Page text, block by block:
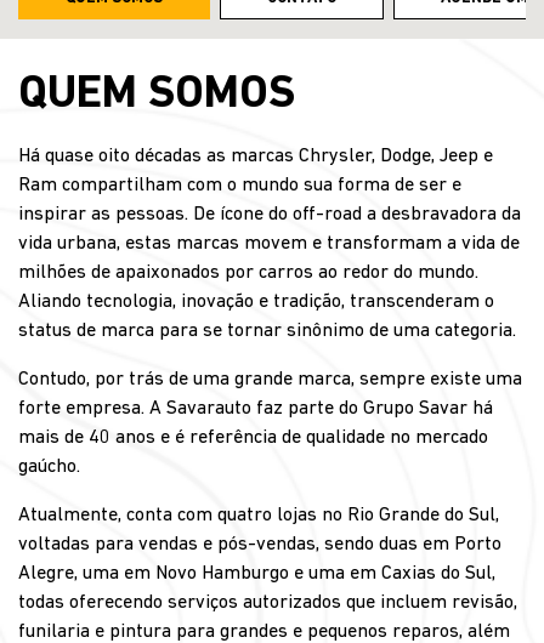
QUEM SOMOS
Há quase oito décadas as marcas Chrysler, Dodge, Jeep e
Ram compartilham com o mundo sua forma de ser e
inspirar as pessoas. De ícone do off-road a desbravadora da
vida urbana, estas marcas movem e transformam a vida de
milhões de apaixonados por carros ao redor do mundo.
Aliando tecnologia, inovação e tradição, transcenderam o
status de marca para se tornar sinônimo de uma categoria.
Contudo, por trás de uma grande marca, sempre existe uma
forte empresa. A Savarauto faz parte do Grupo Savar há
mais de 40 anos e é referência de qualidade no mercado
gaúcho.
Atualmente, conta com quatro lojas no Rio Grande do Sul,
voltadas para vendas e pós-vendas, sendo duas em Porto
Alegre, uma em Novo Hamburgo e uma em Caxias do Sul,
todas oferecendo serviços autorizados que incluem revisão,
funilaria e pintura para grandes e pequenos reparos, além